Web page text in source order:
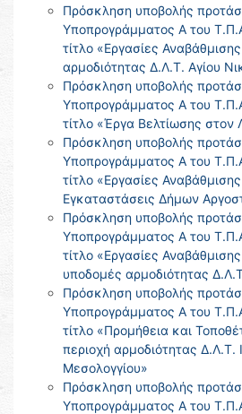
Πρόσκληση υποβολής
Υποπρογράμματος Α του
τίτλο «Εργασίες
αρμοδιότητας Δ.Λ.Τ. Αγίου
Πρόσκληση υποβολής
Υποπρογράμματος Α του
τίτλο «Έργα Βελτίωσης στον
Πρόσκληση υποβολής
Υποπρογράμματος Α του
τίτλο «Εργασίες
Εγκαταστάσεις Δήμων
Πρόσκληση υποβολής
Υποπρογράμματος Α του
τίτλο «Εργασίες
υποδομές αρμοδιότητας
Πρόσκληση υποβολής
Υποπρογράμματος Α του
τίτλο «Προμήθεια και
περιοχή αρμοδιότητας Δ.Λ.Τ.
Μεσολογγίου»
Πρόσκληση υποβολής
Υποπρογράμματος Α του